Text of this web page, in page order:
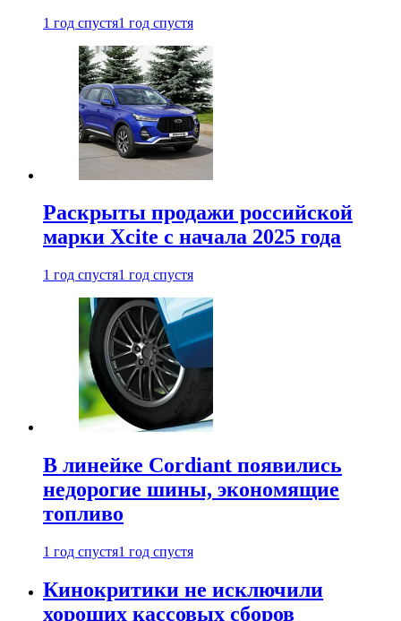
1 год спустя1 год спустя
Раскрыты продажи российской
марки Xcite с начала 2025 года
1 год спустя1 год спустя
В линейке Cordiant появились
недорогие шины, экономящие
топливо
1 год спустя1 год спустя
Кинокритики не исключили
хороших кассовых сборов